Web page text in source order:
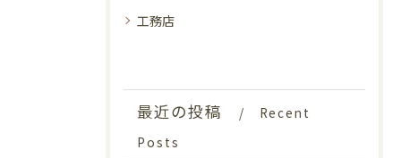
工務店
最近の投稿
Recent
Posts